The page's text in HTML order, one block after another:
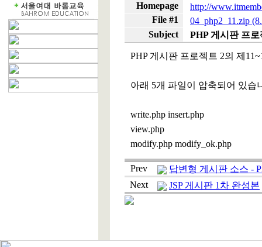
Homepage
http://
File #1
04_php2_11.zip
Subject
PHP 게시판 프
PHP 게시판 프로젝트 2의 제
아래 5개 파일이 압축되어 있습
write.php insert.php
view.php
modify.php modify_ok.php
Prev
답변형 게시판 소스 -
Next
JSP 게시판 1차 완성본